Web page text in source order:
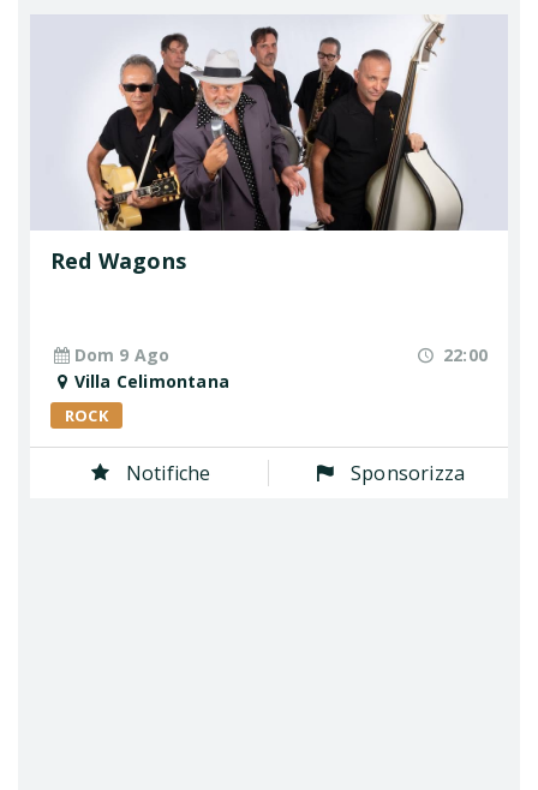
Red Wagons
Dom 9 Ago
22:00
Villa Celimontana
ROCK
Notifiche Sponsorizza